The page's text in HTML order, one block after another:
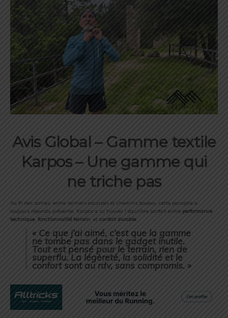
Avis Global – Gamme textile
Karpos – Une gamme qui
ne triche pas
Au fil des sorties, entre sentiers escarpés et chemins boueux, cette panoplie a
toujours répondu présente. Karpos a su trouver l’équilibre parfait entre performance
technique, fonctionnalité terrain et confort durable
« Ce que j’ai aimé, c’est que la gamme
ne tombepas dans le gadget inutile.
Tout est pensé pour leterrain, rien de
superflu.La légèreté, la solidité et le
confort sont au rdv, sans compromis. »